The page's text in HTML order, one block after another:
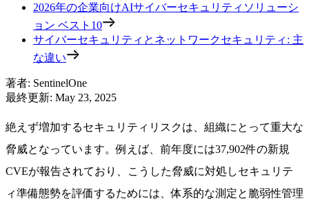
2026年の企業向けAIサイバーセキュリティソリューシ
ョン ベスト10
サイバーセキュリティとネットワークセキュリティ: 主
な違い
著者: SentinelOne
最終更新: May 23, 2025
絶えず増加するセキュリティリスクは、組織にとって重大な
脅威となっています。例えば、前年度には37,902件の新規
CVEが報告されており、こうした脅威に対処しセキュリテ
ィ準備態勢を評価するためには、体系的な測定と脆弱性管理